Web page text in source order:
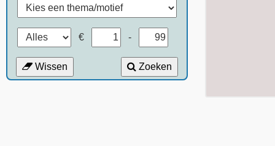
€ -
Wissen Zoeken